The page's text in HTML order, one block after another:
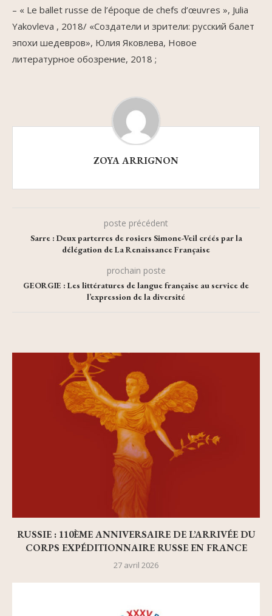
– « Le ballet russe de l’époque de chefs d’œuvres », Julia
Yakovleva , 2018/ «Создатели и зрители: русский балет
эпохи шедевров», Юлия Яковлева, Новое
литературное обозрение, 2018 ;
ZOYA ARRIGNON
poste précédent
Sarre : Deux parterres de rosiers Simone-Veil créés par la
délégation de La Renaissance Française
prochain poste
GEORGIE : Les littératures de langue française au service de
l’expression de la diversité
RUSSIE : 110ÈME ANNIVERSAIRE DE L’ARRIVÉE DU
CORPS EXPÉDITIONNAIRE RUSSE EN FRANCE
27 avril 2026